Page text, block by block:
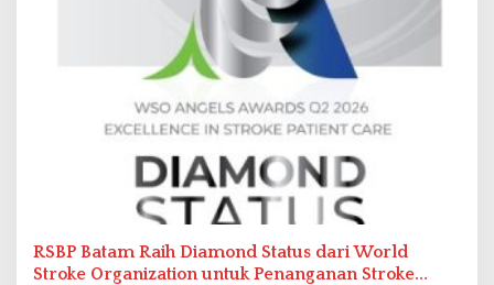
RSBP Batam Raih Diamond Status dari World
Stroke Organization untuk Penanganan Stroke